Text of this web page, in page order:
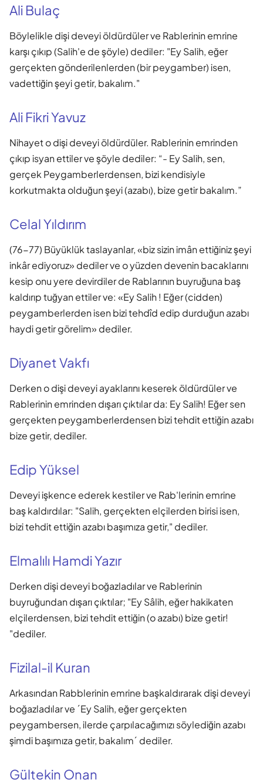
Ali Bulaç
Böylelikle dişi deveyi öldürdüler ve Rablerinin emrine
karşı çıkıp (Salih'e de şöyle) dediler: "Ey Salih, eğer
gerçekten gönderilenlerden (bir peygamber) isen,
vadettiğin şeyi getir, bakalım."
Ali Fikri Yavuz
Nihayet o dişi deveyi öldürdüler. Rablerinin emrinden
çıkıp isyan ettiler ve şöyle dediler: “- Ey Salih, sen,
gerçek Peygamberlerdensen, bizi kendisiyle
korkutmakta olduğun şeyi (azabı), bize getir bakalım.”
Celal Yıldırım
(76-77) Büyüklük taslayanlar, «biz sizin imân ettiğiniz şeyi
inkâr ediyoruz» dediler ve o yüzden devenin bacaklarını
kesip onu yere devirdiler de Rablarının buyruğuna baş
kaldırıp tuğyan ettiler ve: «Ey Salih ! Eğer (cidden)
peygamberlerden isen bizi tehdîd edip durduğun azabı
haydi getir görelim» dediler.
Diyanet Vakfı
Derken o dişi deveyi ayaklarını keserek öldürdüler ve
Rablerinin emrinden dışarı çıktılar da: Ey Salih! Eğer sen
gerçekten peygamberlerdensen bizi tehdit ettiğin azabı
bize getir, dediler.
Edip Yüksel
Deveyi işkence ederek kestiler ve Rab'lerinin emrine
baş kaldırdılar: "Salih, gerçekten elçilerden birisi isen,
bizi tehdit ettiğin azabı başımıza getir," dediler.
Elmalılı Hamdi Yazır
Derken dişi deveyi boğazladılar ve Rablerinin
buyruğundan dışarı çıktılar; "Ey Sâlih, eğer hakikaten
elçilerdensen, bizi tehdit ettiğin (o azabı) bize getir!
"dediler.
Fizilal-il Kuran
Arkasından Rabblerinin emrine başkaldırarak dişi deveyi
boğazladılar ve ´Ey Salih, eğer gerçekten
peygambersen, ilerde çarpılacağımızı söylediğin azabı
şimdi başımıza getir, bakalım´ dediler.
Gültekin Onan